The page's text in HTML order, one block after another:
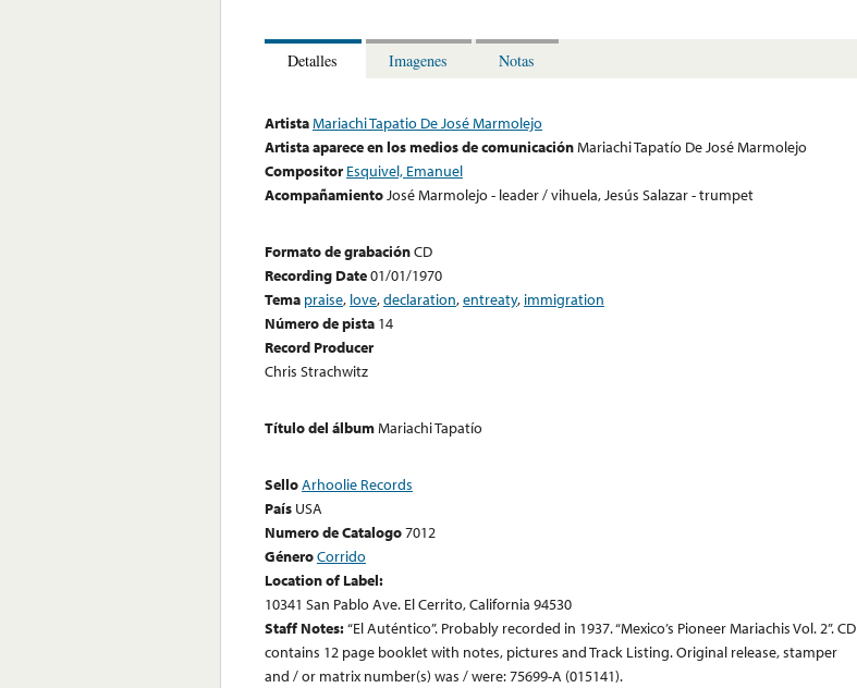
Detalles Imagenes Notas
ArtistaMariachi Tapatio De José Marmolejo
Artista aparece en los medios de comunicaciónMariachi Tapatío De José Marmolejo
Compositor Esquivel, Emanuel
AcompañamientoJosé Marmolejo - leader / vihuela, Jesús Salazar - trumpet
Formato de grabaciónCD
Recording Date01/01/1970
Tema praise, love,declaration,entreaty, immigration
Número de pista 14
Record Producer
Chris Strachwitz
Título del álbumMariachi Tapatío
SelloArhoolie Records
País USA
Numero de Catalogo7012
GéneroCorrido
Location of Label:
10341 San Pablo Ave. El Cerrito, California 94530
Staff Notes:“El Auténtico”. Probably recorded in 1937. “Mexico’s Pioneer Mariachis Vol. 2”. CD
contains 12 page booklet with notes, pictures and Track Listing. Original release, stamper
and / or matrix number(s) was / were: 75699-A (015141).